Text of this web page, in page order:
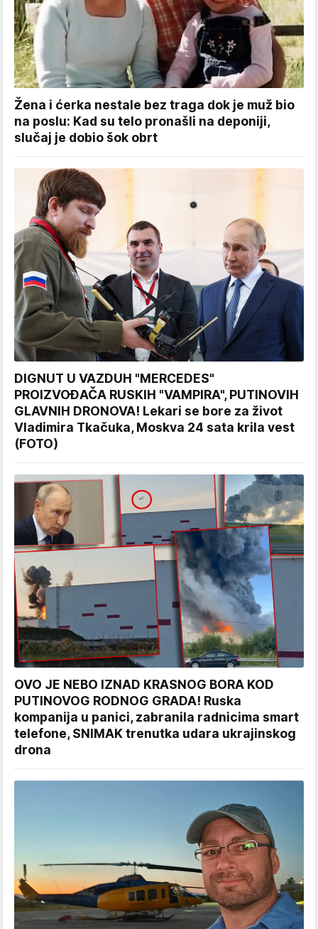
Žena i ćerka nestale bez traga dok je muž bio
na poslu: Kad su telo pronašli na deponiji,
slučaj je dobio šok obrt
DIGNUT U VAZDUH "MERCEDES"
PROIZVOĐAČA RUSKIH "VAMPIRA", PUTINOVIH
GLAVNIH DRONOVA! Lekari se bore za život
Vladimira Tkačuka, Moskva 24 sata krila vest
(FOTO)
OVO JE NEBO IZNAD KRASNOG BORA KOD
PUTINOVOG RODNOG GRADA! Ruska
kompanija u panici, zabranila radnicima smart
telefone, SNIMAK trenutka udara ukrajinskog
drona